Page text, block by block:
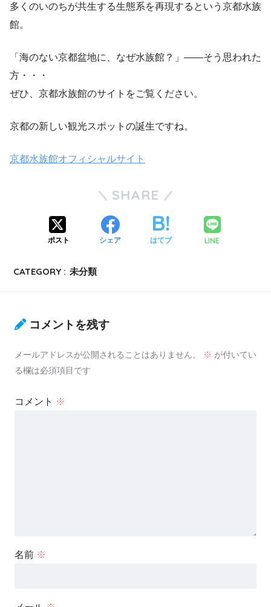
多くのいのちが共生する生態系を再現するという京都水族
館。
「海のない京都盆地に、なぜ水族館？」――そう思われた
方・・・
ぜひ、京都水族館のサイトをご覧ください。
京都の新しい観光スポットの誕生ですね。
京都水族館オフィシャルサイト
SHARE
ポスト シェア はてブ LINE
CATEGORY : 未分類
コメントを残す
メールアドレスが公開されることはありません。 ※ が付いてい
る欄は必須項目です
コメント ※
名前 ※